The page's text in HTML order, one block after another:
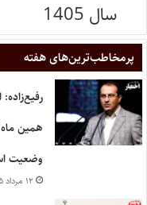
سال 1405
پر‌مخاطب‌ترین‌های هفته
همین
وضعیت
۱۲ مرداد ۱۴۰۵